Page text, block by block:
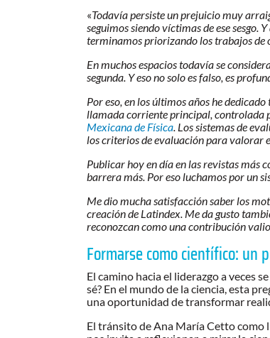
«Todavía persiste un prejuicio muy
seguimos siendo víctimas de ese sesgo.
terminamos priorizando los trabajos de
En muchos espacios todavía se
segunda. Y eso no solo es falso, es
Por eso, en los últimos años he
llamada corriente principal, controlada
Mexicana de Física. Los sistemas de
los criterios de evaluación para valorar
Publicar hoy en día en las revistas más
barrera más. Por eso luchamos por un
Me dio mucha satisfacción saber los
creación de Latindex. Me da gusto
reconozcan como una contribución
Formarse como científico:
El camino hacia el liderazgo a veces
sé? En el mundo de la ciencia, esta
una oportunidad de transformar
El tránsito de Ana María Cetto como